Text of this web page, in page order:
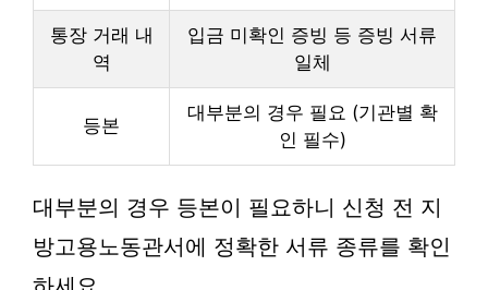
통장 거래 내
역
입금 미확인 증빙 등 증빙 서류
일체
등본
대부분의 경우 필요 (기관별 확
인 필수)
대부분의 경우 등본이 필요하니 신청 전 지
방고용노동관서에 정확한 서류 종류를 확인